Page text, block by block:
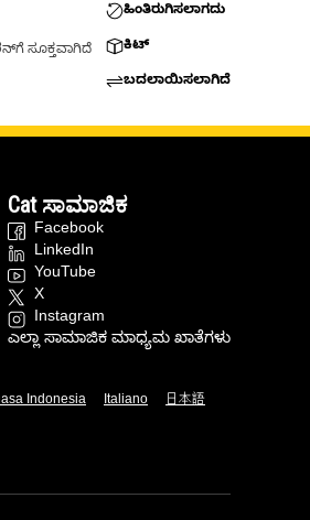
ಸೂಕ್ತವಾಗಿದೆ
ಹಿಂತಿರುಗಿಸಲಾಗದು
ಕಿಟ್
ಬದಲಾಯಿಸಲಾಗಿದೆ
Cat ಸಾಮಾಜಿಕ
Facebook
LinkedIn
YouTube
X
Instagram
ಎಲ್ಲಾ ಸಾಮಾಜಿಕ ಮಾಧ್ಯಮ ಖಾತೆಗಳು
Indonesia Italiano 日本語